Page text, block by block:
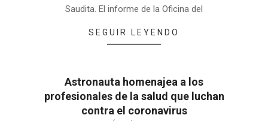
Saudita. El informe de la Oficina del
SEGUIR LEYENDO
Astronauta homenajea a los
profesionales de la salud que luchan
contra el coronavirus